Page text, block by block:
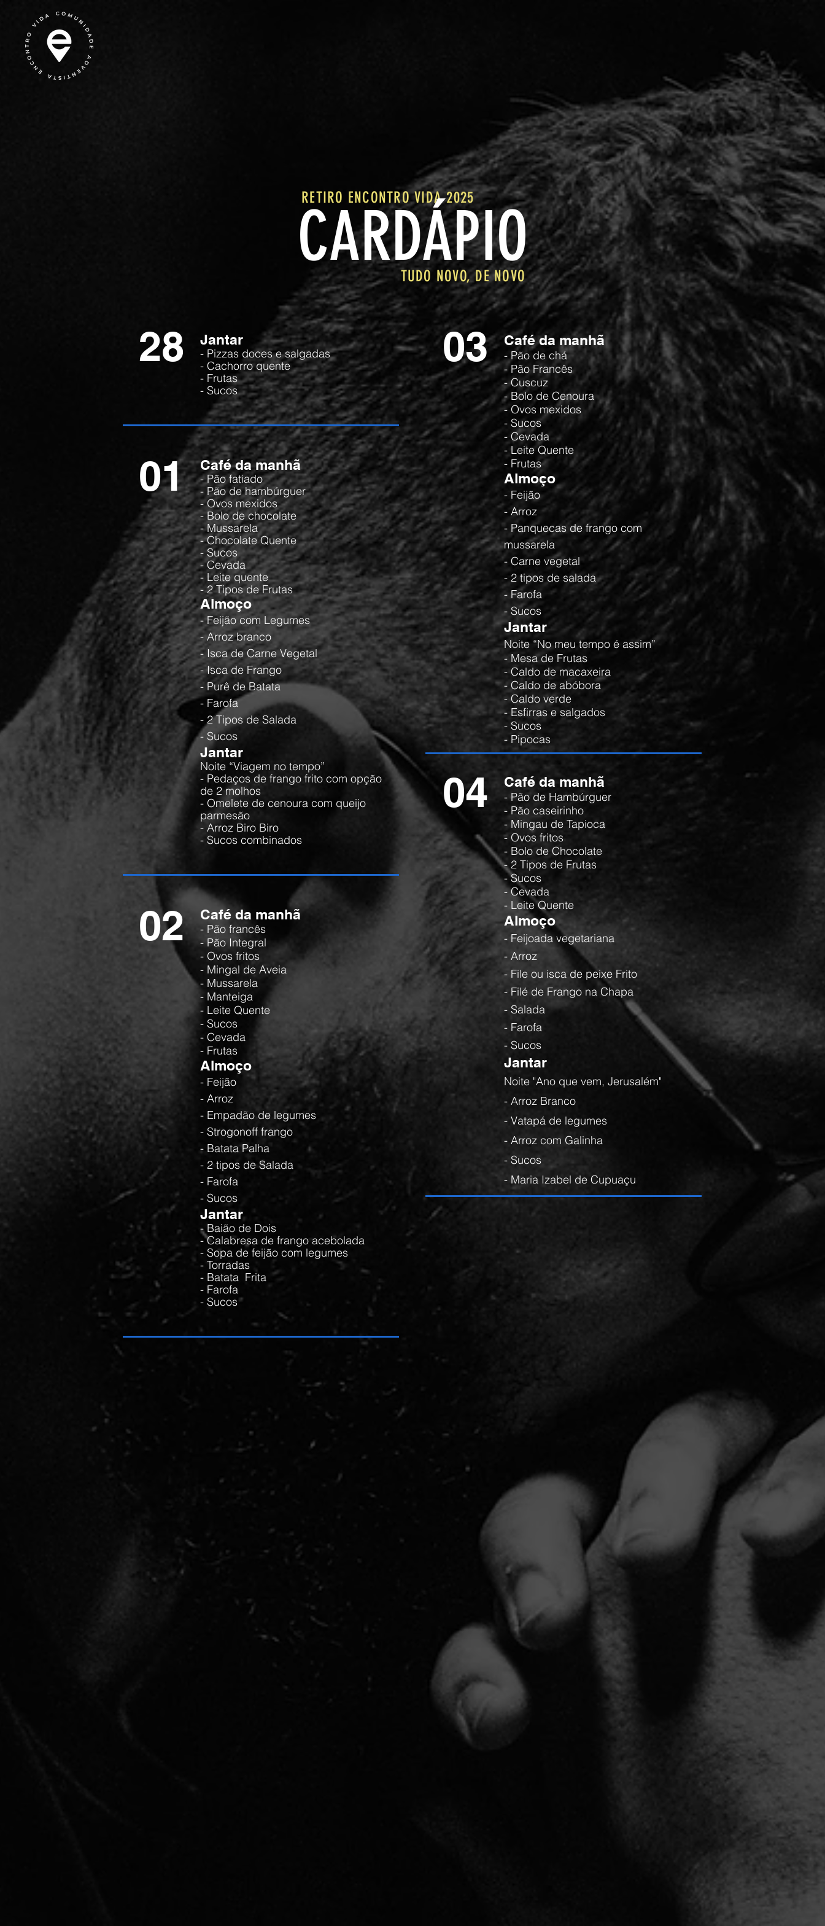
RETIRO ENCONTRO VIDA 2025
CARDÁPIO
TUDO NOVO, DE NOVO
28 Jantar
- Pizzas doces e salgadas
- Cachorro quente
- Frutas
- Sucos
01 Café da manhã
- Pão fatiado
- Pão de hambúrguer
- Ovos mexidos
- Bolo de chocolate
- Mussarela
- Chocolate Quente
- Sucos
- Cevada
- Leite quente
- 2 Tipos de Frutas
Almoço
- Feijão com Legumes
- Arroz branco
- Isca de Carne Vegetal
- Isca de Frango
- Purê de Batata
- Farofa
- 2 Tipos de Salada
- Sucos
Jantar
Noite “Viagem no tempo”
- Pedaços de frango frito com opção
de 2 molhos
- Omelete de cenoura com queijo
parmesão
- Arroz Biro Biro
- Sucos combinados
02 Café da manhã
- Pão francês
- Pão Integral
- Ovos fritos
- Mingal de Aveia
- Mussarela
- Manteiga
- Leite Quente
- Sucos
- Cevada
- Frutas
Almoço
- Feijão
- Arroz
- Empadão de legumes
- Strogonoff frango
- Batata Palha
- 2 tipos de Salada
- Farofa
- Sucos
Jantar
- Baião de Dois
- Calabresa de frango acebolada
- Sopa de feijão com legumes
- Torradas
- Batata Frita
- Farofa
- Sucos
03 Café da manhã
- Pão de chá
- Pão Francês
- Cuscuz
- Bolo de Cenoura
- Ovos mexidos
- Sucos
- Cevada
- Leite Quente
- Frutas
Almoço
- Feijão
- Arroz
- Panquecas de frango com
mussarela
- Carne vegetal
- 2 tipos de salada
- Farofa
- Sucos
Jantar
Noite “No meu tempo é assim”
- Mesa de Frutas
- Caldo de macaxeira
- Caldo de abóbora
- Caldo verde
- Esfirras e salgados
- Sucos
- Pipocas
04 Café da manhã
- Pão de Hambúrguer
- Pão caseirinho
- Mingau de Tapioca
- Ovos fritos
- Bolo de Chocolate
- 2 Tipos de Frutas
- Sucos
- Cevada
- Leite Quente
Almoço
- Feijoada vegetariana
- Arroz
- File ou isca de peixe Frito
- Filé de Frango na Chapa
- Salada
- Farofa
- Sucos
Jantar
Noite "Ano que vem, Jerusalém"
- Arroz Branco
- Vatapá de legumes
- Arroz com Galinha
- Sucos
- Maria Izabel de Cupuaçu